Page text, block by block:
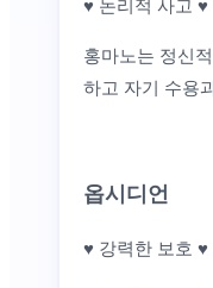
♥ 논리적 사고
홍마노는 정신
하고 자기 수용
옵시디언
♥ 강력한 보호